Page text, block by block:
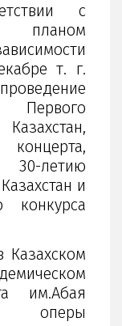
с
планом
т. г.
летию
и
конкурса
им.Абая
оперы